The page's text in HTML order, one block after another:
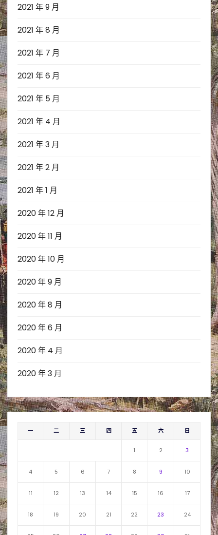
2021 年 9 月
2021 年 8 月
2021 年 7 月
2021 年 6 月
2021 年 5 月
2021 年 4 月
2021 年 3 月
2021 年 2 月
2021 年 1 月
2020 年 12 月
2020 年 11 月
2020 年 10 月
2020 年 9 月
2020 年 8 月
2020 年 6 月
2020 年 4 月
2020 年 3 月
一 二 三 四 五 六 日
1 2 3
4 5 6 7 8 9 10
11 12 13 14 15 16 17
18 19 20 21 22 23 24